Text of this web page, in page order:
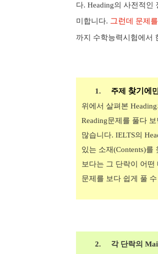
다. Heading의 사전적인
미합니다. 그런데 문제
까지 수학능력시험에서
1. 주제 찾기에
위에서 살펴본 Heading
Reading문제를 풀다 보
많습니다. IELTS의
있는 소재(Contents)를
보다는 그 단락이 어
문제를 보다 쉽게 풀
2. 각 단락의